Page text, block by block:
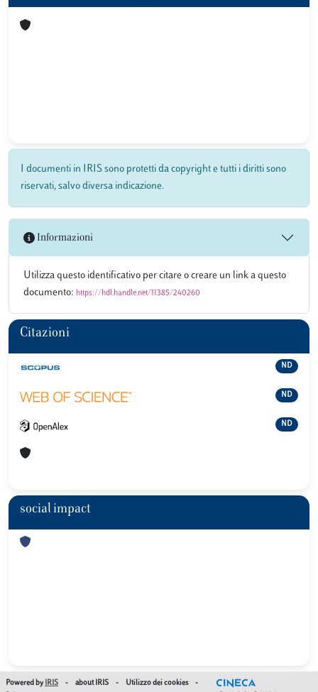
I documenti in IRIS sono protetti da copyright e tutti i diritti sono
riservati, salvo diversa indicazione.
Informazioni
Utilizza questo identificativo per citare o creare un link a questo
documento: https://hdl.handle.net/11385/240260
Citazioni
ND
ND
ND
social impact
Powered by IRIS - about IRIS - Utilizzo dei cookies -